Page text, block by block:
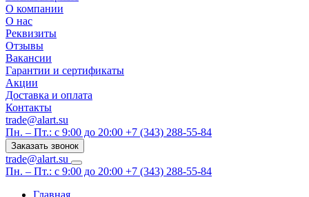
О компании
О нас
Реквизиты
Отзывы
Вакансии
Гарантии и сертификаты
Акции
Доставка и оплата
Контакты
trade@alart.su
Пн. – Пт.: с 9:00 до 20:00 +7 (343) 288-55-84
Заказать звонок
trade@alart.su
Пн. – Пт.: с 9:00 до 20:00 +7 (343) 288-55-84
Главная